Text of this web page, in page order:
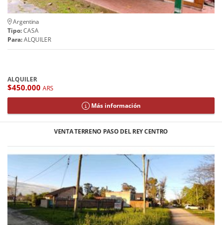
Argentina
Tipo:CASA
Para:ALQUILER
ALQUILER
$450.000 ARS
Más información
VENTA TERRENO PASO DEL REY CENTRO